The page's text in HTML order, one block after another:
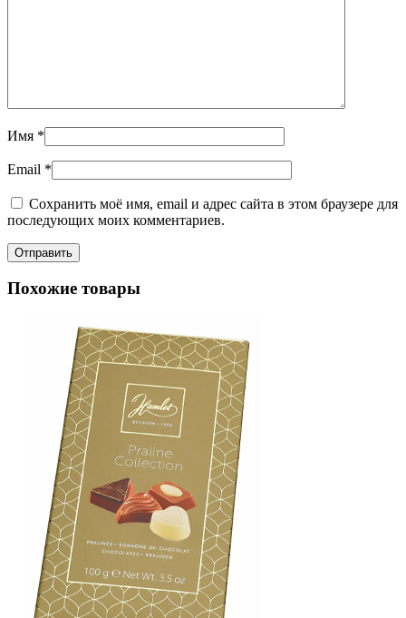
Имя *
Email *
Сохранить моё имя, email и адрес сайта в этом браузере для
последующих моих комментариев.
Похожие товары